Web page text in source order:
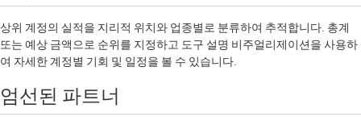
상위 계정의 실적을 지리적 위치와 업종별로 분류하여 추적합니다. 총계
또는 예상 금액으로 순위를 지정하고 도구 설명 비주얼리제이션을 사용하
여 자세한 계정별 기회 및 일정을 볼 수 있습니다.
엄선된 파트너